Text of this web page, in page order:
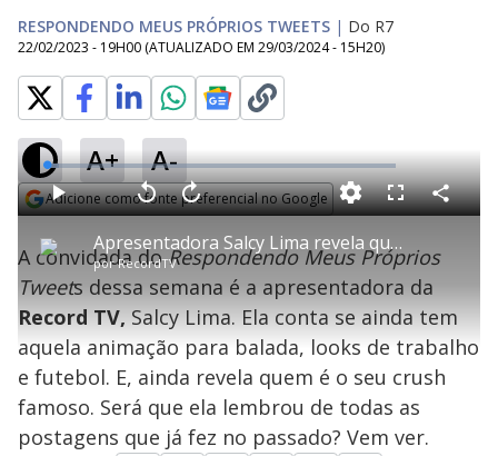
RESPONDENDO MEUS PRÓPRIOS TWEETS | Do R7
22/02/2023 - 19H00 (ATUALIZADO EM 29/03/2024 - 15H20)
A+ A-
Adicione como fonte preferencial no Google
P
l
a
Apresentadora Salcy Lima revela quem é o seu crush famoso | Respondendo Meus Próprios Tweets
porRecordTV
P V
t
a
r
0
e
g
n
d
o
s
A
a
n
ç
a
1
s
e
u
n
o
s
L
o
a
d
e
3
.
3
8
%
F
l
s
c
e
n
C
o
a
a
A convidada doRespondendo Meus Próprios
Tweets dessa semana é a apresentadora da
Record TV,Salcy Lima. Ela conta se ainda tem
aquela animação para balada, looks de trabalho
e futebol. E, ainda revela quem é o seu crush
famoso. Será que ela lembrou de todas as
postagens que já fez no passado? Vem ver.